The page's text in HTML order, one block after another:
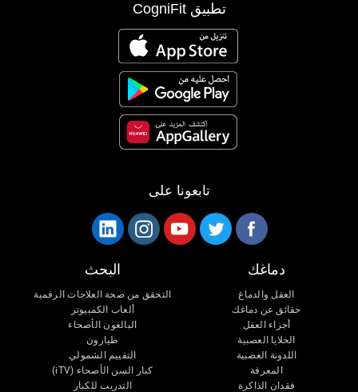
تطبيق CogniFit
تابعونا على
دماغك
العقل والدماغ
حقائق عن دماغك
أجزاء العقل
الخلايا العصبية
اللدونة العصبية
المعرفة
فقدان الذاكرة
البحث
التحقق من صحة العلاجات الرقمية
ألعاب الكمبيوتر
البالغون الأصحاء
طيارون
التقييم الشمولي
كبار السن الأصحاء (iTV)
التدريب للكبار